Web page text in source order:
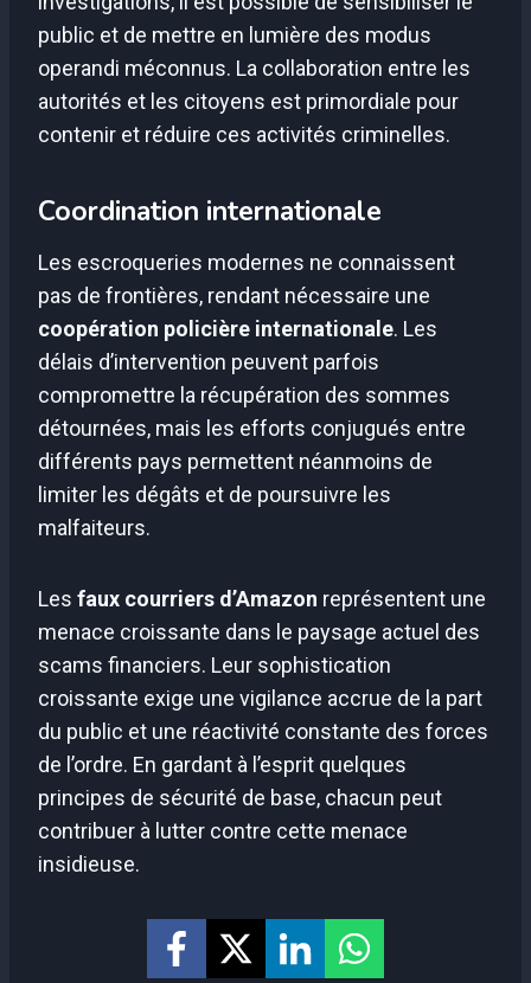
public et de mettre en lumière des modus
operandi méconnus. La collaboration entre les
autorités et les citoyens est primordiale pour
contenir et réduire ces activités criminelles.
Coordination internationale
Les escroqueries modernes ne connaissent
pas de frontières, rendant nécessaire une
coopération policière internationale. Les
délais d’intervention peuvent parfois
compromettre la récupération des sommes
détournées, mais les efforts conjugués entre
différents pays permettent néanmoins de
limiter les dégâts et de poursuivre les
malfaiteurs.
Les faux courriers d’Amazon représentent une
menace croissante dans le paysage actuel des
scams financiers. Leur sophistication
croissante exige une vigilance accrue de la part
du public et une réactivité constante des forces
de l’ordre. En gardant à l’esprit quelques
principes de sécurité de base, chacun peut
contribuer à lutter contre cette menace
insidieuse.